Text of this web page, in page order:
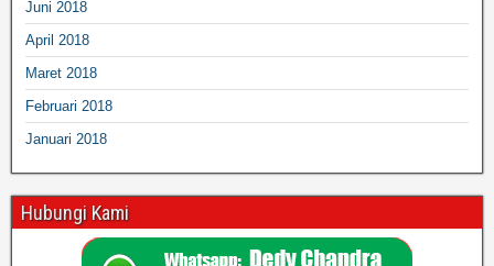
Juni 2018
April 2018
Maret 2018
Februari 2018
Januari 2018
Hubungi Kami